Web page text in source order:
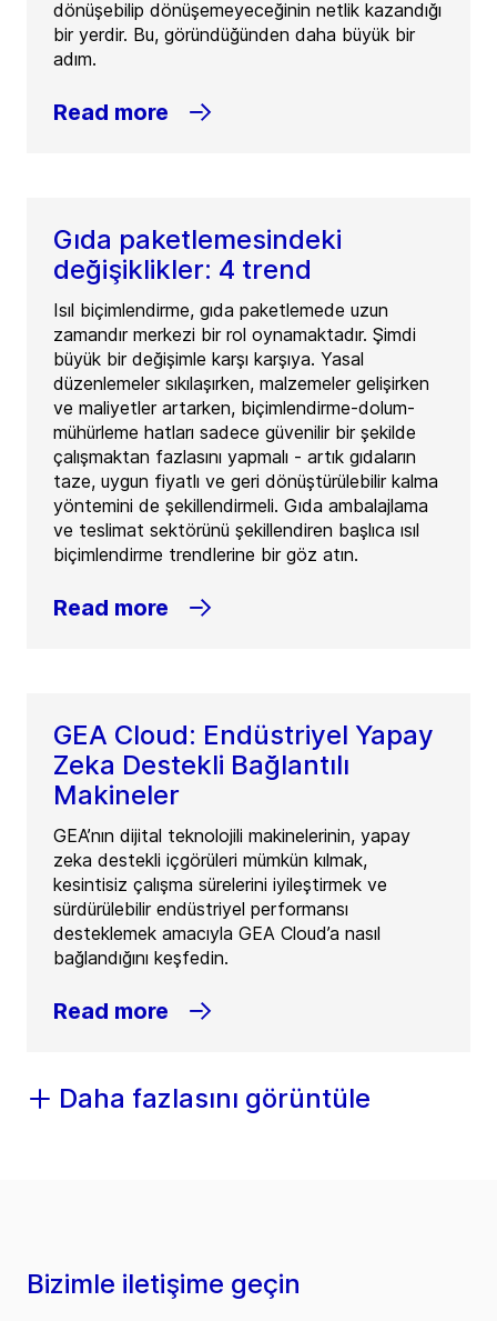
dönüşebilip dönüşemeyeceğinin netlik kazandığı
bir yerdir. Bu, göründüğünden daha büyük bir
adım.
Read more
Gıda paketlemesindeki
değişiklikler: 4 trend
Isıl biçimlendirme, gıda paketlemede uzun
zamandır merkezi bir rol oynamaktadır. Şimdi
büyük bir değişimle karşı karşıya. Yasal
düzenlemeler sıkılaşırken, malzemeler gelişirken
ve maliyetler artarken, biçimlendirme-dolum-
mühürleme hatları sadece güvenilir bir şekilde
çalışmaktan fazlasını yapmalı - artık gıdaların
taze, uygun fiyatlı ve geri dönüştürülebilir kalma
yöntemini de şekillendirmeli. Gıda ambalajlama
ve teslimat sektörünü şekillendiren başlıca ısıl
biçimlendirme trendlerine bir göz atın.
Read more
GEA Cloud: Endüstriyel Yapay
Zeka Destekli Bağlantılı
Makineler
GEA’nın dijital teknolojili makinelerinin, yapay
zeka destekli içgörüleri mümkün kılmak,
kesintisiz çalışma sürelerini iyileştirmek ve
sürdürülebilir endüstriyel performansı
desteklemek amacıyla GEA Cloud’a nasıl
bağlandığını keşfedin.
Read more
Daha fazlasını görüntüle
Bizimle iletişime geçin